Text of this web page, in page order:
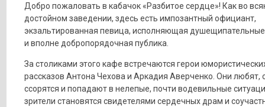
Добро пожаловать в кабачок «Разбитое сердце»! Как во
достойном заведении, здесь есть импозантный официант,
экзальтированная певица, исполняющая
и вполне добропорядочная публика.
За столиками этого кафе встречаются герои
рассказов Антона Чехова и Аркадия Аверченко. Они любят,
ссорятся и попадают в нелепые, почти водевильные
зрители становятся свидетелями сердечных драм и